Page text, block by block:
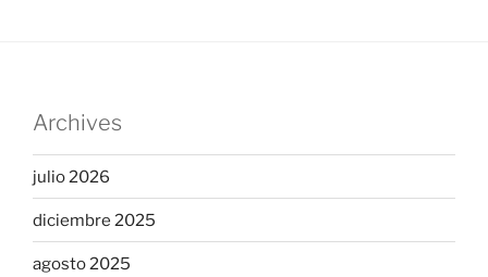
Archives
julio 2026
diciembre 2025
agosto 2025